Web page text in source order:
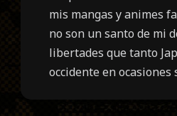
mis mangas y animes
no son un santo de mi
libertades que tanto
occidente en ocasiones